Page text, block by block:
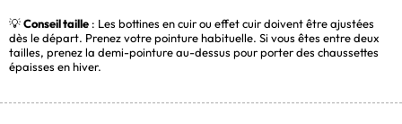
💡Conseil taille : Les bottines en cuir ou effet cuir doivent être ajustées
dès le départ. Prenez votre pointure habituelle. Si vous êtes entre deux
tailles, prenez la demi-pointure au-dessus pour porter des chaussettes
épaisses en hiver.